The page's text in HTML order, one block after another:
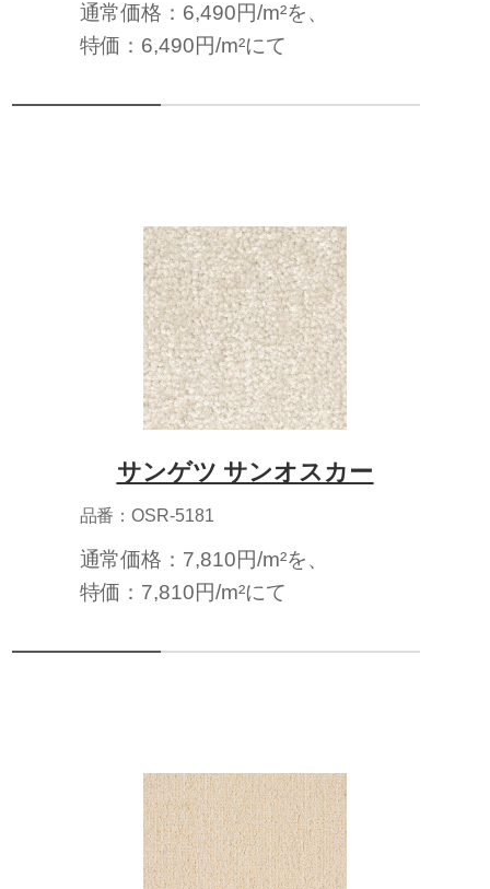
通常価格：6,490円/m²を、
特価：6,490円/m²にて
サンゲツ サンオスカー
品番：OSR-5181
通常価格：7,810円/m²を、
特価：7,810円/m²にて